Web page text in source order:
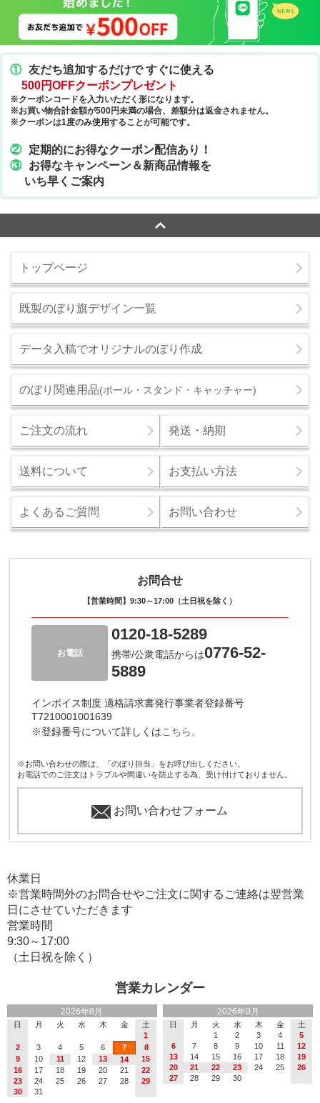
① 友だち追加するだけで すぐに使える
500円OFFクーポンプレゼント
※クーポンコードを入力いただく形になります。
※お買い物合計金額が500円未満の場合、差額分は返金されません。
※クーポンは1度のみ使用することが可能です。
②
定期的にお得なクーポン配信あり！
③
お得なキャンペーン＆新商品情報を
いち早くご案内
トップページ
既製のぼり旗デザイン一覧
データ入稿でオリジナルのぼり作成
のぼり関連用品(ポール・スタンド・キャッチャー)
ご注文の流れ 発送・納期
送料について お支払い方法
よくあるご質問 お問い合わせ
お問合せ
【営業時間】9:30～17:00（土日祝を除く）
お電話
0120-18-5289
携帯/公衆電話からは0776-52-
5889
インボイス制度 適格請求書発行事業者登録番号
T7210001001639
※登録番号について詳しくはこちら。
※お問い合わせの際は、「のぼり担当」をお呼び出しください。
お電話でのご注文はトラブルや間違いを防止する為、受け付けておりません。
お問い合わせフォーム
営業カレンダー
2026年8月
日 月 火 水 木 金
土
1
2
3 4 5 6 7
8
9
10 11 12 13 14
15
16
17 18 19 20 21
22
23
24 25 26 27 28
29
30
31
2026年9月
日 月 火 水 木 金
土
1
2 3 4
5
6
7 8 9 10 11
12
13
14 15 16 17 18
19
20
21 22 23 24 25
26
27
28 29 30
休業日
※営業時間外のお問合せやご注文に関するご連絡は翌営業
日にさせていただきます
営業時間
9:30～17:00
（土日祝を除く）